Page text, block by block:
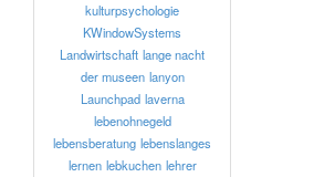
kulturpsychologie
KWindowSystems
Landwirtschaft lange nacht
der museen lanyon
Launchpad laverna
lebenohnegeld
lebensberatung lebenslanges
lernen lebkuchen lehrer